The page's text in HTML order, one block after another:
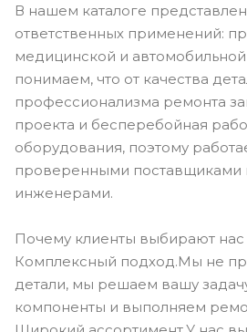
В нашем каталоге
ответственных применений:
медицинской и
понимаем, что от качества
профессионализма ремонта
проекта и бесперебойная
оборудования, поэтому
проверенными поставщиками
инженерами.
Почему клиенты выбирают нас
Комплексный подход.Мы не
детали, мы решаем вашу
компоненты и выполняем